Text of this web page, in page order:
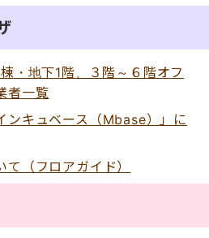
・地下1階、３階～６階オフ
者一覧
ンキュベース（Mbase）」に
（フロアガイド）